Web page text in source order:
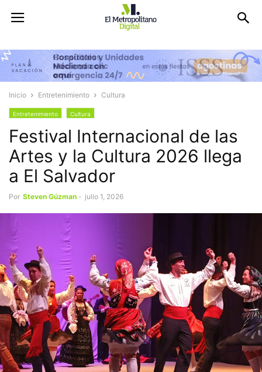
Inicio Entretenimiento Cultura
Entretenimiento Cultura
Festival Internacional de las
Artes y la Cultura 2026 llega
a El Salvador
Por Steven Gúzman - julio 1, 2026